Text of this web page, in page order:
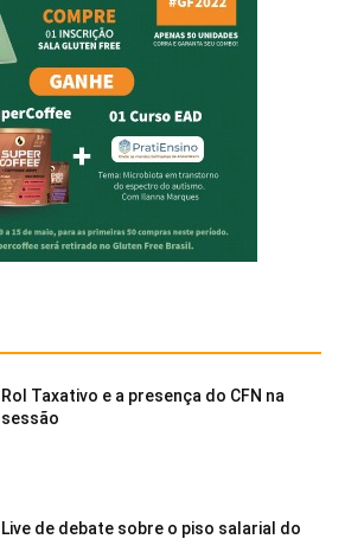
Rol Taxativo e a presença do CFN na
sessão
Live de debate sobre o piso salarial do